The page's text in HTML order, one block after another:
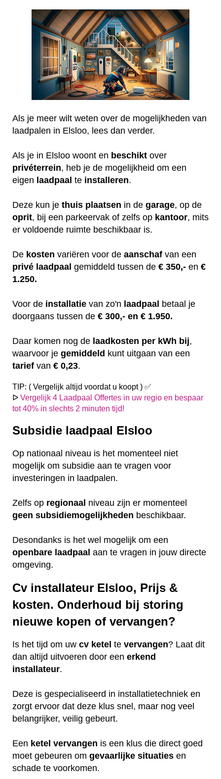
Als je meer wilt weten over de mogelijkheden van
laadpalen in Elsloo, lees dan verder.
Als je in Elsloo woont en beschikt over
privéterrein, heb je de mogelijkheid om een
eigen laadpaal te installeren.
Deze kun je thuis plaatsen in de garage, op de
oprit, bij een parkeervak of zelfs op kantoor, mits
er voldoende ruimte beschikbaar is.
De kosten variëren voor de aanschaf van een
privé laadpaal gemiddeld tussen de € 350,- en €
1.250.
Voor de installatie van zo'n laadpaal betaal je
doorgaans tussen de € 300,- en € 1.950.
Daar komen nog de laadkosten per kWh bij,
waarvoor je gemiddeld kunt uitgaan van een
tarief van € 0,23.
TIP: ( Vergelijk altijd voordat u koopt ) ✅
ᐅ Vergelijk 4 Laadpaal Offertes in uw regio en bespaar
tot 40% in slechts 2 minuten tijd!
Subsidie laadpaal Elsloo
Op nationaal niveau is het momenteel niet
mogelijk om subsidie aan te vragen voor
investeringen in laadpalen.
Zelfs op regionaal niveau zijn er momenteel
geen subsidiemogelijkheden beschikbaar.
Desondanks is het wel mogelijk om een
openbare laadpaal aan te vragen in jouw directe
omgeving.
Cv installateur Elsloo, Prijs &
kosten. Onderhoud bij storing
nieuwe kopen of vervangen?
Is het tijd om uw cv ketel te vervangen? Laat dit
dan altijd uitvoeren door een erkend
installateur.
Deze is gespecialiseerd in installatietechniek en
zorgt ervoor dat deze klus snel, maar nog veel
belangrijker, veilig gebeurt.
Een ketel vervangen is een klus die direct goed
moet gebeuren om gevaarlijke situaties en
schade te voorkomen.